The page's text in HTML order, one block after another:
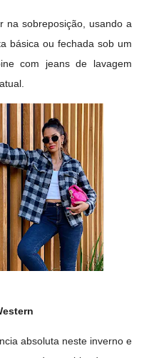
na sobreposição, usando a
básica ou fechada sob um
com jeans de lavagem
absoluta neste inverno e